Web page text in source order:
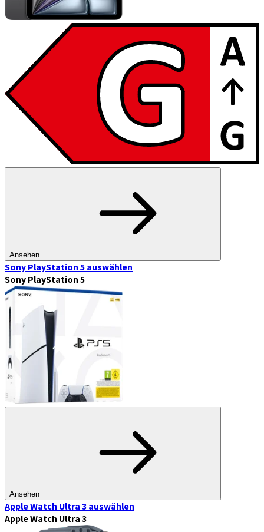
Ansehen
Sony PlayStation 5auswählen
Sony PlayStation 5
Ansehen
Apple Watch Ultra 3auswählen
Apple Watch Ultra 3